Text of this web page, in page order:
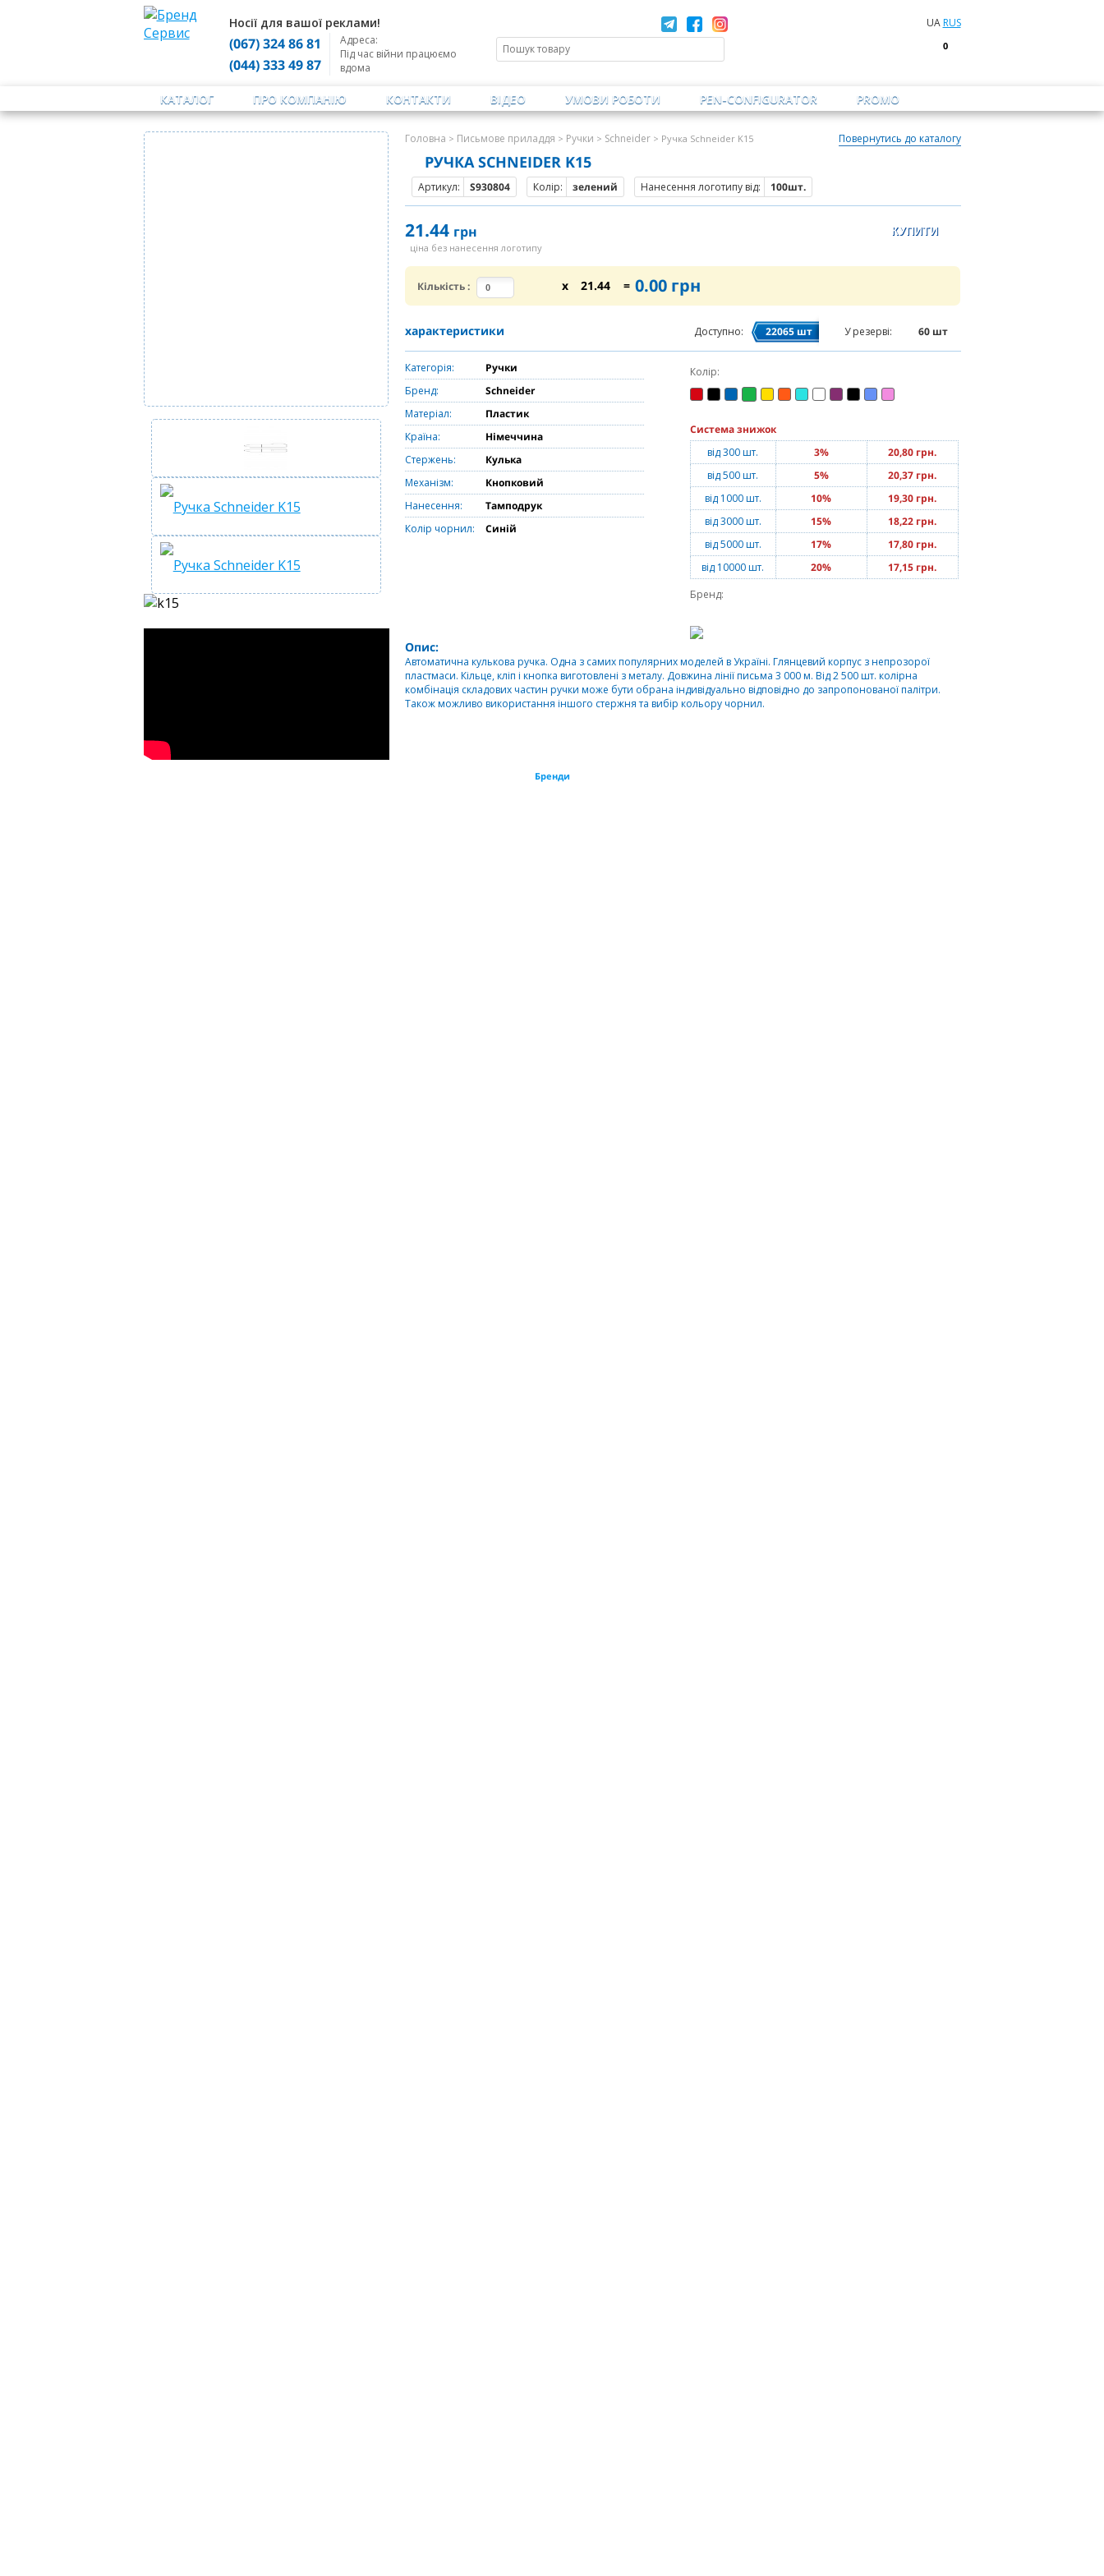
Носії для вашої реклами!
(067) 324 86 81
(044) 333 49 87
Адреса:
Під час війни працюємо
вдома
UA RUS
0
КАТАЛОГ ПРО КОМПАНІЮ КОНТАКТИ ВІДЕО УМОВИ РОБОТИ PEN-CONFIGURATOR PROMO
Головна > Письмове приладдя > Ручки > Schneider > Ручка Schneider K15 Повернутись до каталогу
РУЧКА SCHNEIDER K15
Артикул: S930804 Колір: зелений Нанесення логотипу від: 100шт.
21.44 грн
ціна без нанесення логотипу
Кількість: x 21.44 = 0.00грн
характеристики Доступно: 22065 шт У резерві: 60шт
Категорія:
Ручки
Бренд:
Schneider
Матеріал:
Пластик
Країна:
Німеччина
Стержень:
Кулька
Механізм:
Кнопковий
Нанесення:
Тамподрук
Колір чорнил:
Синій
Колір:
Система знижок
від 300 шт.
3%
20,80 грн.
від 500 шт.
5%
20,37 грн.
від 1000 шт.
10%
19,30 грн.
від 3000 шт.
15%
18,22 грн.
від 5000 шт.
17%
17,80 грн.
від 10000 шт.
20%
17,15 грн.
Бренд:
Опис:
Автоматична кулькова ручка. Одна з самих популярних моделей в Україні. Глянцевий корпус з непрозорої
пластмаси. Кільце, кліп і кнопка виготовлені з металу. Довжина лінії письма 3 000 м. Від 2 500 шт. колірна
комбінація складових частин ручки може бути обрана індивідуально відповідно до запропонованої палітри.
Також можливо використання іншого стержня та вибір кольору чорнил.
Бренди